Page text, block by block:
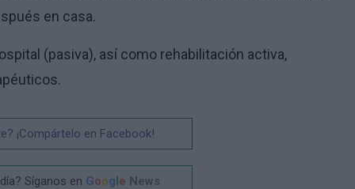
en casa.
(pasiva), así como rehabilitación activa,
¡Compártelo en Facebook!
Síganos en Google News